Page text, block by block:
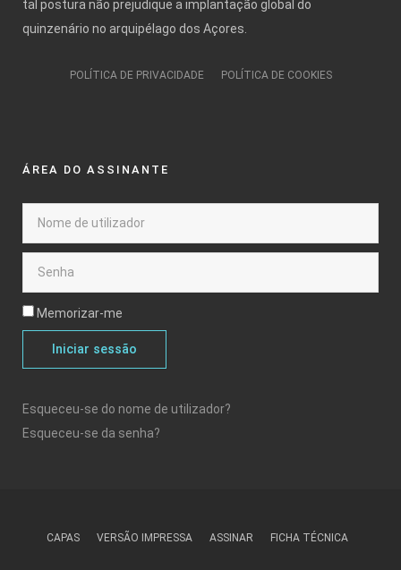
tal postura não prejudique a implantação global do
quinzenário no arquipélago dos Açores.
POLÍTICA DE PRIVACIDADE POLÍTICA DE COOKIES
ÁREA DO ASSINANTE
Memorizar-me
Iniciar sessão
Esqueceu-se do nome de utilizador?
Esqueceu-se da senha?
CAPAS VERSÃO IMPRESSA ASSINAR FICHA TÉCNICA